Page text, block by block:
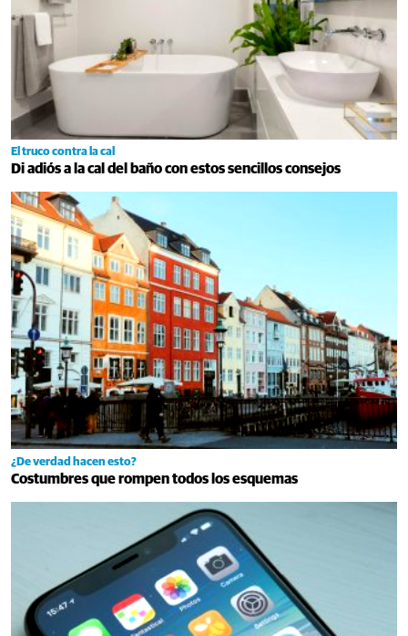
El truco contra la cal
Di adiós a la cal del baño con estos sencillos consejos
¿De verdad hacen esto?
Costumbres que rompen todos los esquemas